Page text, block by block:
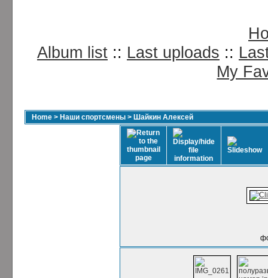
Album list :: Last uploads ::
My
Home > Наши спортсмены > Шайкин Алексей